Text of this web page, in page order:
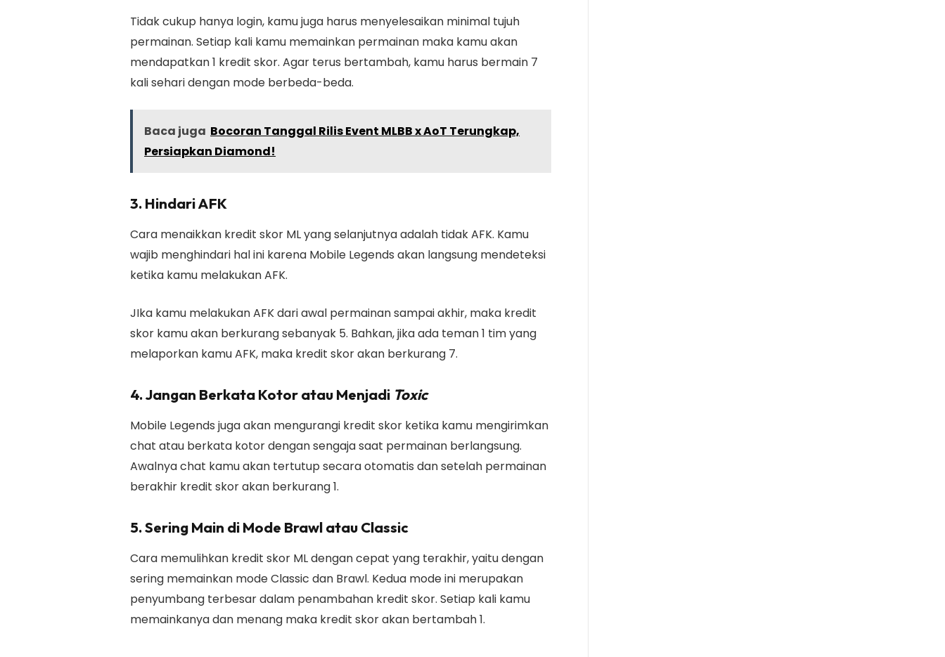
Tidak cukup hanya login, kamu juga harus menyelesaikan minimal tujuh
permainan. Setiap kali kamu memainkan permainan maka kamu akan
mendapatkan 1 kredit skor. Agar terus bertambah, kamu harus bermain 7
kali sehari dengan mode berbeda-beda.
Baca juga Bocoran Tanggal Rilis Event MLBB x AoT Terungkap,
Persiapkan Diamond!
3. Hindari AFK
Cara menaikkan kredit skor MLyang selanjutnya adalah tidak AFK. Kamu
wajib menghindari hal ini karena Mobile Legends akan langsung mendeteksi
ketika kamu melakukan AFK.
JIka kamu melakukan AFK dari awal permainan sampai akhir, maka kredit
skor kamu akan berkurang sebanyak 5. Bahkan, jika ada teman 1 tim yang
melaporkan kamu AFK, maka kredit skor akan berkurang 7.
4. Jangan Berkata Kotor atau Menjadi Toxic
Mobile Legends juga akan mengurangi kredit skor ketika kamu mengirimkan
chat atau berkata kotor dengan sengaja saat permainan berlangsung.
Awalnya chat kamu akan tertutup secara otomatis dan setelah permainan
berakhir kredit skor akan berkurang 1.
5. Sering Main di Mode Brawl atau Classic
Cara memulihkan kredit skor ML dengan cepat yang terakhir,yaitu dengan
sering memainkan mode Classic dan Brawl. Kedua mode ini merupakan
penyumbang terbesar dalam penambahan kredit skor. Setiap kali kamu
memainkanya dan menang maka kredit skor akan bertambah 1.